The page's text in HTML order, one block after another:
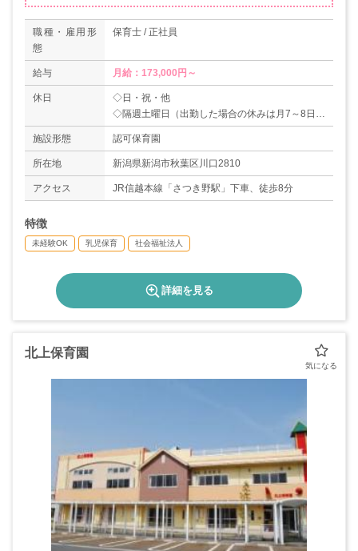
職種・雇用形
態
保育士 / 正社員
給与 月給：173,000円～
休日
◇日・祝・他
◇隔週土曜日（出勤した場合の休みは月7～8日）
◇夏季休暇
◇年末年始（31日～3日）
【年間休日数：108日】
施設形態 認可保育園
所在地 新潟県新潟市秋葉区川口2810
アクセス JR信越本線「さつき野駅」下車、徒歩8分
特徴
未経験OK 乳児保育 社会福祉法人
詳細を見る
北上保育園